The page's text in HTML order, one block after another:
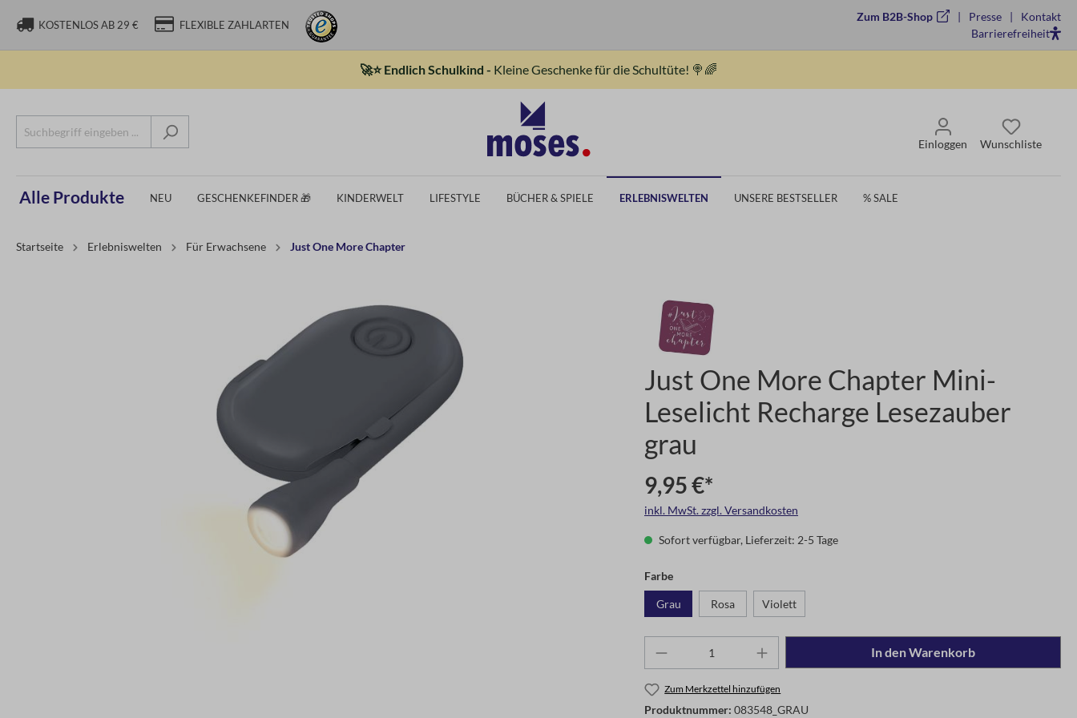
KOSTENLOS AB 29 € FLEXIBLE ZAHLARTEN
Zum B2B-Shop Presse
Kontakt
Barrierefreiheit
🚀⭐ Endlich Schulkind - Kleine Geschenke für die Schultüte! 🍭🌈
Einloggen Wunschliste
Alle Produkte NEU GESCHENKEFINDER 🎁 KINDERWELT LIFESTYLE BÜCHER & SPIELE ERLEBNISWELTEN UNSERE BESTSELLER % SALE
Startseite Erlebniswelten Für Erwachsene Just One More Chapter
Just One More Chapter Mini-
Leselicht Recharge Lesezauber
grau
9,95 €*
inkl. MwSt. zzgl. Versandkosten
Sofort verfügbar, Lieferzeit: 2-5 Tage
Farbe
Grau Rosa Violett
In den Warenkorb
Zum Merkzettel hinzufügen
Produktnummer: 083548_GRAU